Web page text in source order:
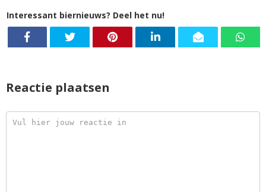
Interessant biernieuws? Deel het nu!
Reactie plaatsen